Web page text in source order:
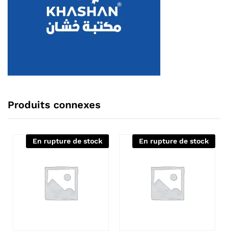
Produits connexes
En rupture de stock En rupture de stock